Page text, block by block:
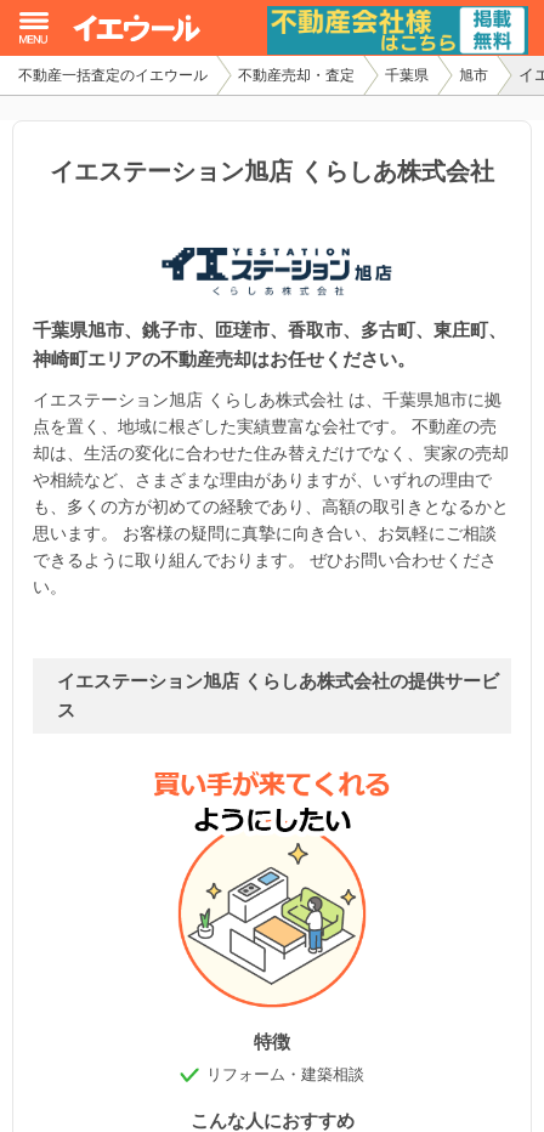
不動産一括査定のイエウール 不動産売却・査定 千葉県 旭市 イ
イエステーション旭店 くらしあ株式会社
千葉県旭市、銚子市、匝瑳市、香取市、多古町、東庄町、
神崎町エリアの不動産売却はお任せください。
イエステーション旭店 くらしあ株式会社 は、千葉県旭市に拠
点を置く、地域に根ざした実績豊富な会社です。 不動産の売
却は、生活の変化に合わせた住み替えだけでなく、実家の売却
や相続など、さまざまな理由がありますが、いずれの理由で
も、多くの方が初めての経験であり、高額の取引きとなるかと
思います。 お客様の疑問に真摯に向き合い、お気軽にご相談
できるように取り組んでおります。 ぜひお問い合わせくださ
い。
イエステーション旭店 くらしあ株式会社の提供サービ
ス
特徴
リフォーム・建築相談
こんな人におすすめ
イエウール加盟希望の不動産会社様
不動産の売却・一括査定
家査定シミュレーター
お問い合わせ